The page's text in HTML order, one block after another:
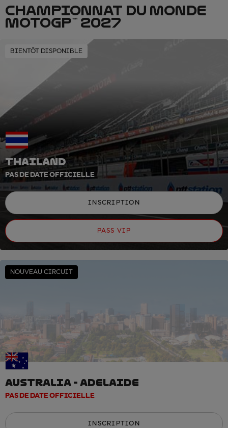
CHAMPIONNAT DU MONDE
MOTOGP™ 2027
BIENTÔT DISPONIBLE
THAILAND
PAS DE DATE OFFICIELLE
INSCRIPTION
PASS VIP
NOUVEAU CIRCUIT
AUSTRALIA - ADELAIDE
PAS DE DATE OFFICIELLE
INSCRIPTION